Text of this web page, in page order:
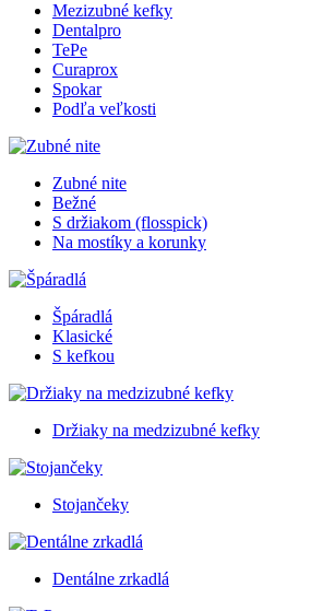
Mezizubné kefky
Dentalpro
TePe
Curaprox
Spokar
Podľa veľkosti
Zubné nite
Bežné
S držiakom (flosspick)
Na mostíky a korunky
Špáradlá
Klasické
S kefkou
Držiaky na medzizubné kefky
Stojančeky
Dentálne zrkadlá